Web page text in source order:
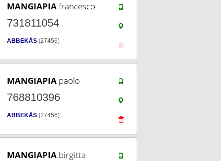
MANGIAPIAfrancesco
731811054
ABBEKÅS (27456)
MANGIAPIA paolo
768810396
ABBEKÅS (27456)
MANGIAPIA birgitta